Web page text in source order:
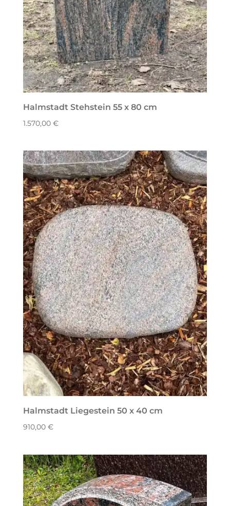
Halmstadt Stehstein 55 x 80 cm
1.570,00 €
Halmstadt Liegestein 50 x 40 cm
910,00 €